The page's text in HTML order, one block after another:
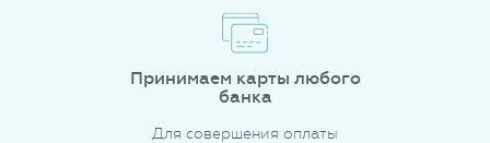
Принимаем карты любого
банка
Для совершения оплаты